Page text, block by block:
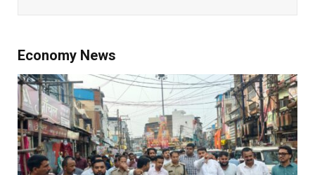
Economy News